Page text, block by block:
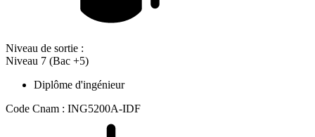
Niveau de sortie :
Niveau 7 (Bac +5)
Diplôme d'ingénieur
Code Cnam : ING5200A-IDF